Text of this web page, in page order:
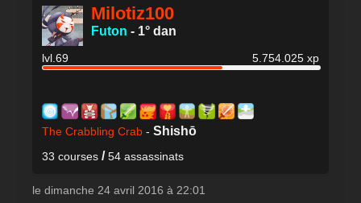
Milotiz100
Futon - 1° dan
lvl.69 5.754.025 xp
The Crabbling Crab - Shishō
33 courses /54 assassinats
le dimanche 24 avril 2016 à 22:01